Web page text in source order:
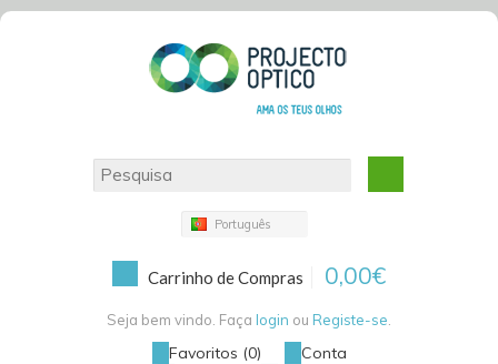
Português
Carrinho de Compras 0,00€
Seja bem vindo. Faça login ou Registe-se
Favoritos (0)
Conta